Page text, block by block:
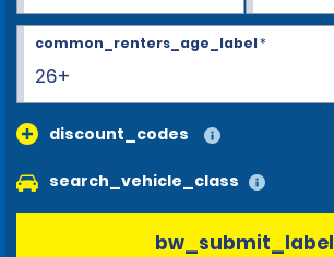
26+
common_renters_age_label*
discount_codes
search_vehicle_class
bw_submit_label